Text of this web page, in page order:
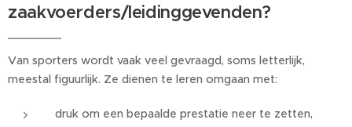
zaakvoerders/leidinggevenden?
Van sporters wordt vaak veel gevraagd, soms letterlijk,
meestal figuurlijk. Ze dienen te leren omgaan met:
druk om een bepaalde prestatie neer te zetten,